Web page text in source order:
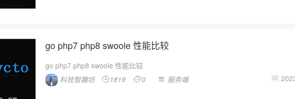
go php7 php8 swoole 性能比较
go php7 php8 swoole 性能比较
科技智趣坊
1819 0  服务端 